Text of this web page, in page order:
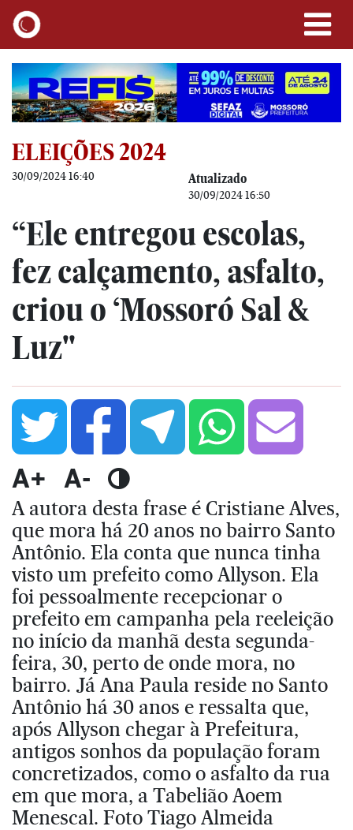
ELEIÇÕES 2024
30/09/2024 16:40 Atualizado
30/09/2024 16:50
“Ele entregou escolas,
fez calçamento, asfalto,
criou o ‘Mossoró Sal &
Luz"
A+ A-
A autora desta frase é Cristiane Alves,
que mora há 20 anos no bairro Santo
Antônio. Ela conta que nunca tinha
visto um prefeito como Allyson. Ela
foi pessoalmente recepcionar o
prefeito em campanha pela reeleição
no início da manhã desta segunda-
feira, 30, perto de onde mora, no
bairro. Já Ana Paula reside no Santo
Antônio há 30 anos e ressalta que,
após Allyson chegar à Prefeitura,
antigos sonhos da população foram
concretizados, como o asfalto da rua
em que mora, a Tabelião Aoem
Menescal. Foto Tiago Almeida